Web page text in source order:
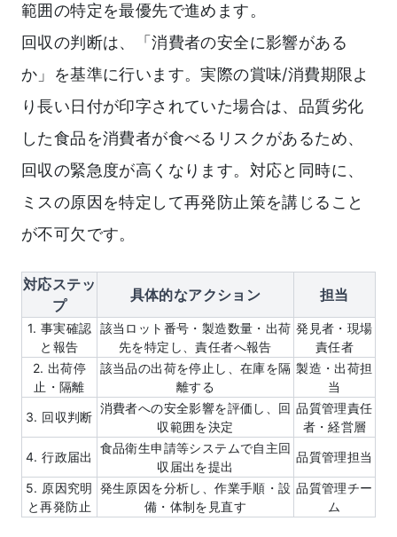
範囲の特定を最優先で進めます。
回収の判断は、「消費者の安全に影響がある
か」を基準に行います。実際の賞味/消費期限よ
り長い日付が印字されていた場合は、品質劣化
した食品を消費者が食べるリスクがあるため、
回収の緊急度が高くなります。対応と同時に、
ミスの原因を特定して再発防止策を講じること
が不可欠です。
対応ステッ
プ
具体的なアクション 担当
1. 事実確認
と報告
該当ロット番号・製造数量・出荷
先を特定し、責任者へ報告
発見者・現場
責任者
2. 出荷停
止・隔離
該当品の出荷を停止し、在庫を隔
離する
製造・出荷担
当
3. 回収判断
消費者への安全影響を評価し、回
収範囲を決定
品質管理責任
者・経営層
4. 行政届出
食品衛生申請等システムで自主回
収届出を提出
品質管理担当
5. 原因究明
と再発防止
発生原因を分析し、作業手順・設
備・体制を見直す
品質管理チー
ム